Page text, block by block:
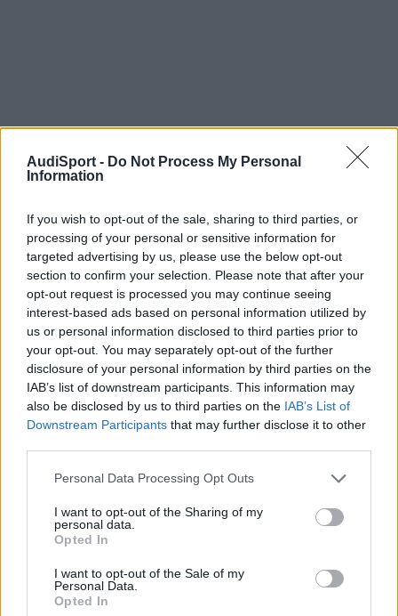
AudiSport - Do Not Process My Personal
Information
If you wish to opt-out of the sale, sharing to third parties, or
processing of your personal or sensitive information for
targeted advertising by us, please use the below opt-out
section to confirm your selection. Please note that after your
opt-out request is processed you may continue seeing
interest-based ads based on personal information utilized by
us or personal information disclosed to third parties prior to
your opt-out. You may separately opt-out of the further
disclosure of your personal information by third parties on the
IAB’s list of downstream participants. This information may
also be disclosed by us to third parties on the IAB’s List of
Downstream Participants that may further disclose it to other
Personal Data Processing Opt Outs
I want to opt-out of the Sharing of my
personal data.
Opted In
I want to opt-out of the Sale of my
Personal Data.
Opted In
RomuloTDI
Publicado
Si con un forito hace eso no quiero pensar que hara con un
Skyline!!!
Responder
Bully
Publicado13 de Diciembre del 2009
Que le den por ejemplo un Reanult Megane a ver qué hace.
Responder
SportQuattroLOVE
Publicado13 de Diciembre del 2009
Anda que será muy dificil hacer eso!